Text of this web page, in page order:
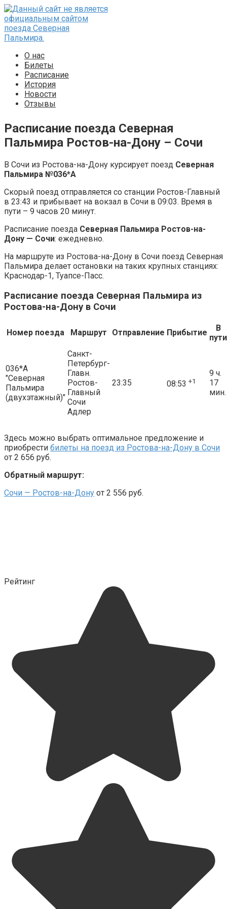
Перейти
к
контенту
О нас
Билеты
Расписание
История
Новости
Отзывы
Расписание поезда Северная
Пальмира Ростов-на-Дону – Сочи
В Сочи из Ростова-на-Дону курсирует поезд Северная
Пальмира №036*А
Скорый поезд отправляется со станции Ростов-Главный
в 23:43 и прибывает на вокзал в Сочи в 09:03. Время в
пути – 9 часов 20 минут.
Расписание поезда Северная Пальмира Ростов-на-
Дону — Сочи: ежедневно.
На маршруте из Ростова-на-Дону в Сочи поезд Северная
Пальмира делает остановки на таких крупных станциях:
Краснодар-1, Туапсе-Пасс.
Расписание поезда Северная Пальмира из
Ростова-на-Дону в Сочи
Номер поезда Маршрут Отправление Прибытие
В
пути
036*А
"Северная
Пальмира
(двухэтажный)"
Санкт-
Петербург-
Главн.
Ростов-
Главный
Сочи
Адлер
23:35 08:53 +1
9 ч.
17
мин.
Здесь можно выбрать оптимальное предложение и
приобрести билеты на поезд из Ростова-на-Дону в Сочи
от 2 656 руб.
Обратный маршрут:
Сочи — Ростов-на-Дону от 2 556 руб.
Рейтинг